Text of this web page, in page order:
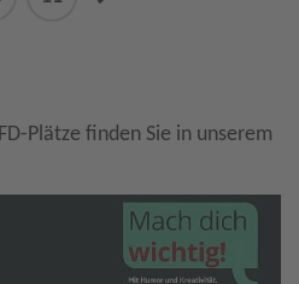
Plätze finden Sie in unserem